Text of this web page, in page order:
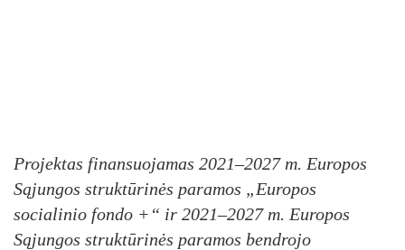
Projektas finansuojamas 2021–2027 m. Europos
Sąjungos struktūrinės paramos „Europos
socialinio fondo +“ ir 2021–2027 m. Europos
Sąjungos struktūrinės paramos bendrojo